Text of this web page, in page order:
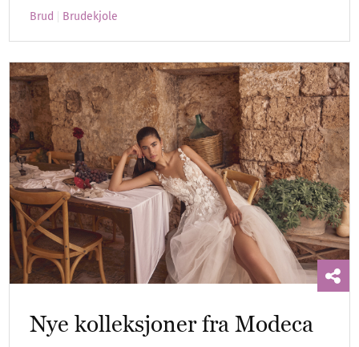
Brud Brudekjole
Nye kolleksjoner fra Modeca